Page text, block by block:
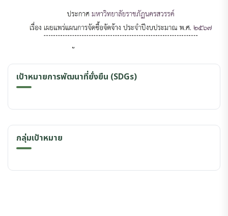
เป้าหมายการพัฒนาที่ยั่งยืน (SDGs)
กลุ่มเป้าหมาย